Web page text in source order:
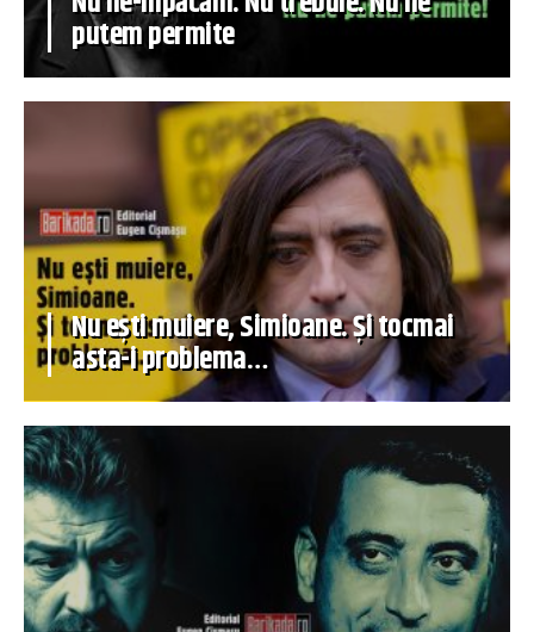
putem permite
Nu ești muiere, Simioane. Și tocmai
asta-i problema…